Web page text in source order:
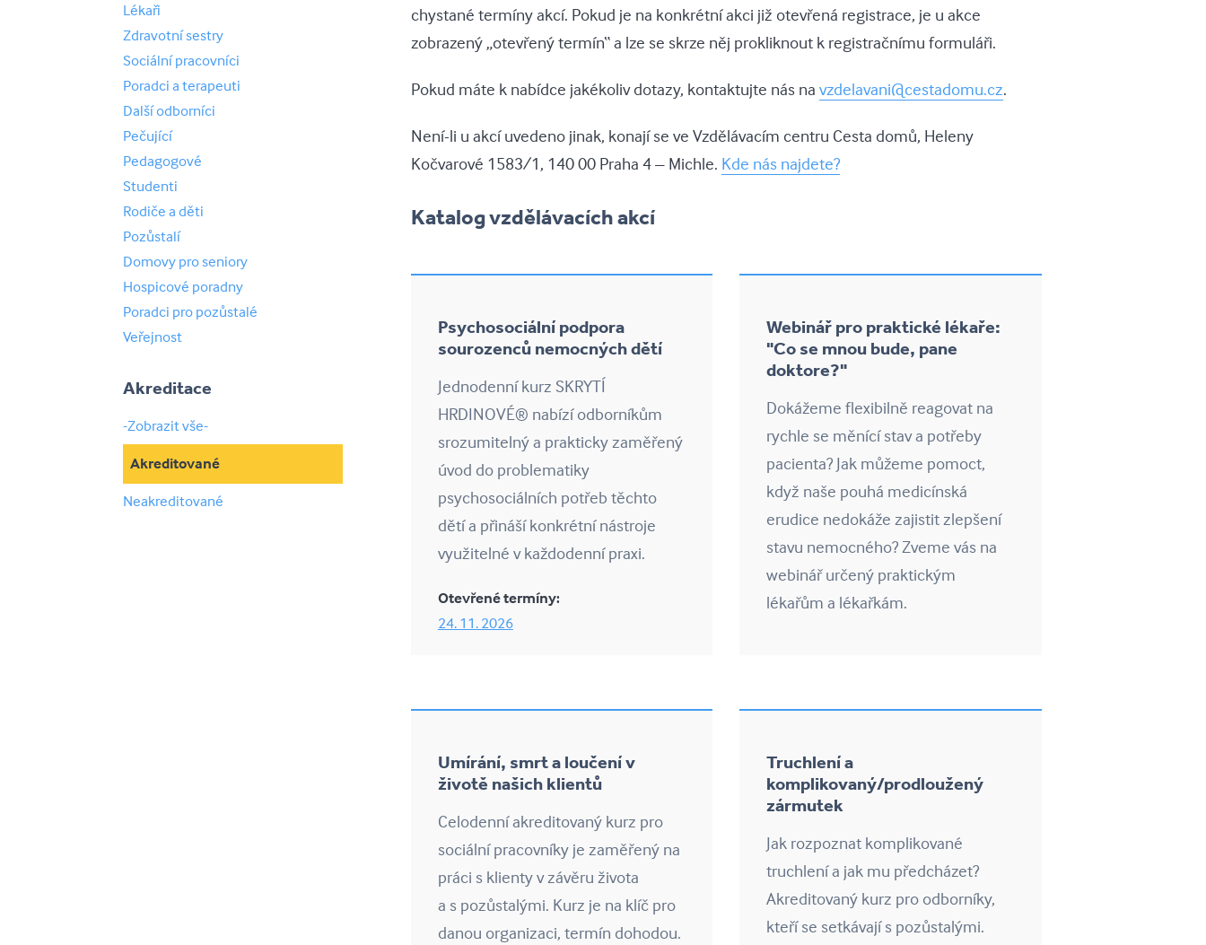
Lékaři
Zdravotní sestry
Sociální pracovníci
Poradci a terapeuti
Další odborníci
Pečující
Pedagogové
Studenti
Rodiče a děti
Pozůstalí
Domovy pro seniory
Hospicové poradny
Poradci pro pozůstalé
Veřejnost
Akreditace
-Zobrazit vše-
Akreditované
Neakreditované
chystané termíny akcí. Pokud je na konkrétní akci již otevřená registrace, je u akce
zobrazený „otevřený termín“ a lze se skrze něj prokliknout k registračnímu formuláři.
Pokud máte k nabídce jakékoliv dotazy, kontaktujte nás na vzdelavani@cestadomu.cz.
Není-li u akcí uvedeno jinak, konají se ve Vzdělávacím centru Cesta domů, Heleny
Kočvarové 1583/1, 140 00 Praha 4 – Michle. Kde nás najdete?
Katalog vzdělávacích akcí
Psychosociální podpora
sourozenců nemocných dětí
Jednodenní kurz SKRYTÍ
HRDINOVÉ® nabízí odborníkům
srozumitelný a prakticky zaměřený
úvod do problematiky
psychosociálních potřeb těchto
dětí a přináší konkrétní nástroje
využitelné v každodenní praxi.
Otevřené termíny:
24. 11. 2026
Webinář pro praktické lékaře:
"Co se mnou bude, pane
doktore?"
Dokážeme flexibilně reagovat na
rychle se měnící stav a potřeby
pacienta? Jak můžeme pomoct,
když naše pouhá medicínská
erudice nedokáže zajistit zlepšení
stavu nemocného? Zveme vás na
webinář určený praktickým
lékařům a lékařkám.
Umírání, smrt a loučení v
životě našich klientů
Celodenní akreditovaný kurz pro
sociální pracovníky je zaměřený na
práci s klienty v závěru života
a s pozůstalými. Kurz je na klíč pro
danou organizaci, termín dohodou.
Truchlení a
komplikovaný/prodloužený
zármutek
Jak rozpoznat komplikované
truchlení a jak mu předcházet?
Akreditovaný kurz pro odborníky,
kteří se setkávají s pozůstalými.